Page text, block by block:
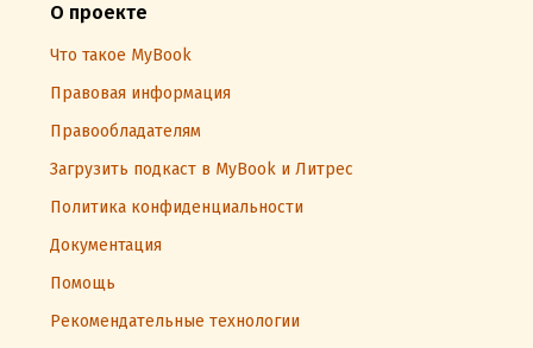
О проекте
Что такое MyBook
Правовая информация
Правообладателям
Загрузить подкаст в MyBook и Литрес
Политика конфиденциальности
Документация
Помощь
Рекомендательные технологии